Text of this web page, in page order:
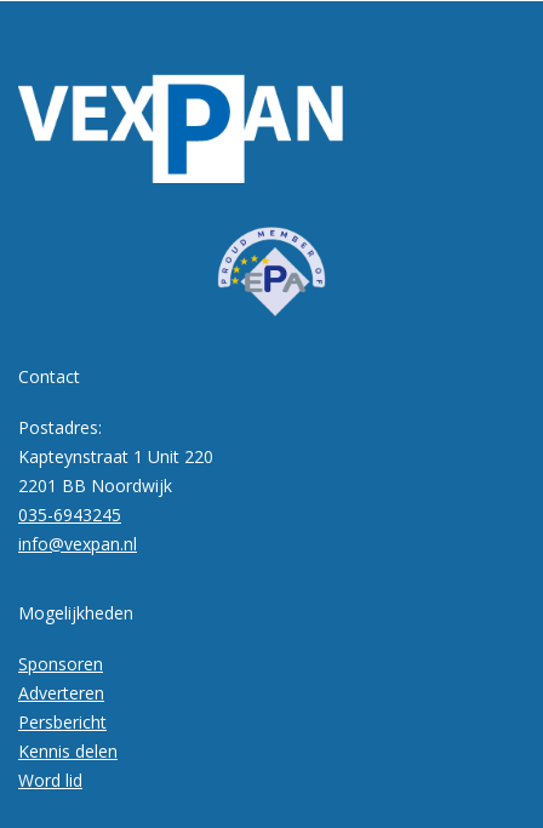
Contact
Postadres:
Kapteynstraat 1 Unit 220
2201 BB Noordwijk
035-6943245
info@vexpan.nl
Mogelijkheden
Sponsoren
Adverteren
Persbericht
Kennis delen
Word lid